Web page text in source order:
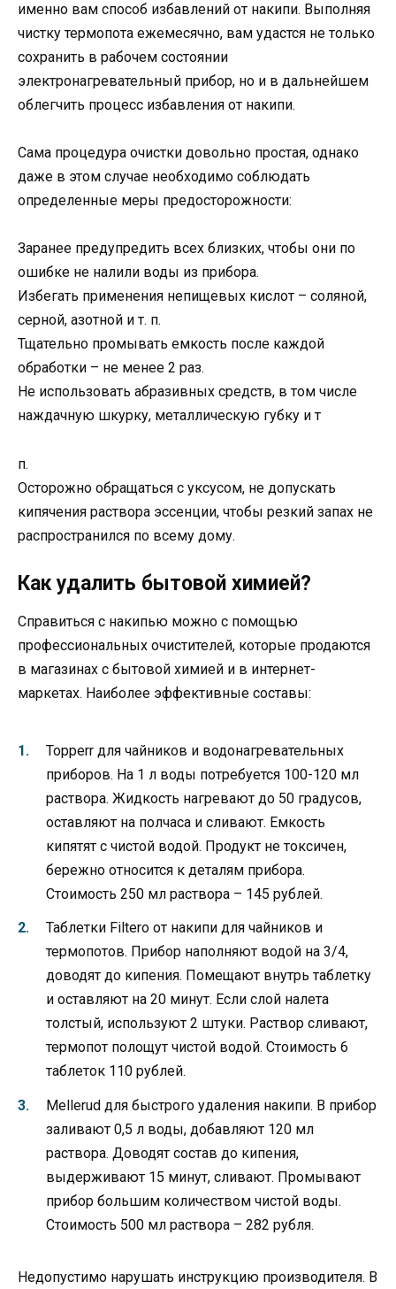
именно вам способ избавлений от накипи. Выполняя
чистку термопота ежемесячно, вам удастся не только
сохранить в рабочем состоянии
электронагревательный прибор, но и в дальнейшем
облегчить процесс избавления от накипи.
Сама процедура очистки довольно простая, однако
даже в этом случае необходимо соблюдать
определенные меры предосторожности:
Заранее предупредить всех близких, чтобы они по
ошибке не налили воды из прибора.
Избегать применения непищевых кислот – соляной,
серной, азотной и т. п.
Тщательно промывать емкость после каждой
обработки – не менее 2 раз.
Не использовать абразивных средств, в том числе
наждачную шкурку, металлическую губку и т
п.
Осторожно обращаться с уксусом, не допускать
кипячения раствора эссенции, чтобы резкий запах не
распространился по всему дому.
Как удалить бытовой химией?
Справиться с накипью можно с помощью
профессиональных очистителей, которые продаются
в магазинах с бытовой химией и в интернет-
маркетах. Наиболее эффективные составы:
Topperr для чайников и водонагревательных
приборов. На 1 л воды потребуется 100-120 мл
раствора. Жидкость нагревают до 50 градусов,
оставляют на полчаса и сливают. Емкость
кипятят с чистой водой. Продукт не токсичен,
бережно относится к деталям прибора.
Стоимость 250 мл раствора – 145 рублей.
Таблетки Filtero от накипи для чайников и
термопотов. Прибор наполняют водой на 3/4,
доводят до кипения. Помещают внутрь таблетку
и оставляют на 20 минут. Если слой налета
толстый, используют 2 штуки. Раствор сливают,
термопот полощут чистой водой. Стоимость 6
таблеток 110 рублей.
Mellerud для быстрого удаления накипи. В прибор
заливают 0,5 л воды, добавляют 120 мл
раствора. Доводят состав до кипения,
выдерживают 15 минут, сливают. Промывают
прибор большим количеством чистой воды.
Стоимость 500 мл раствора – 282 рубля.
Недопустимо нарушать инструкцию производителя. В